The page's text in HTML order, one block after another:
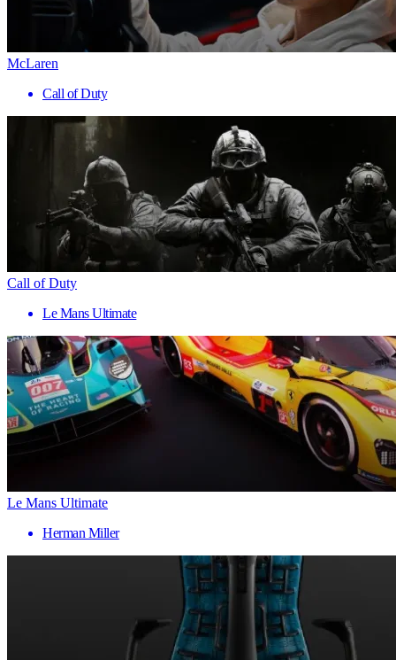
McLaren
Call of Duty
Call of Duty
Le Mans Ultimate
Le Mans Ultimate
Herman Miller